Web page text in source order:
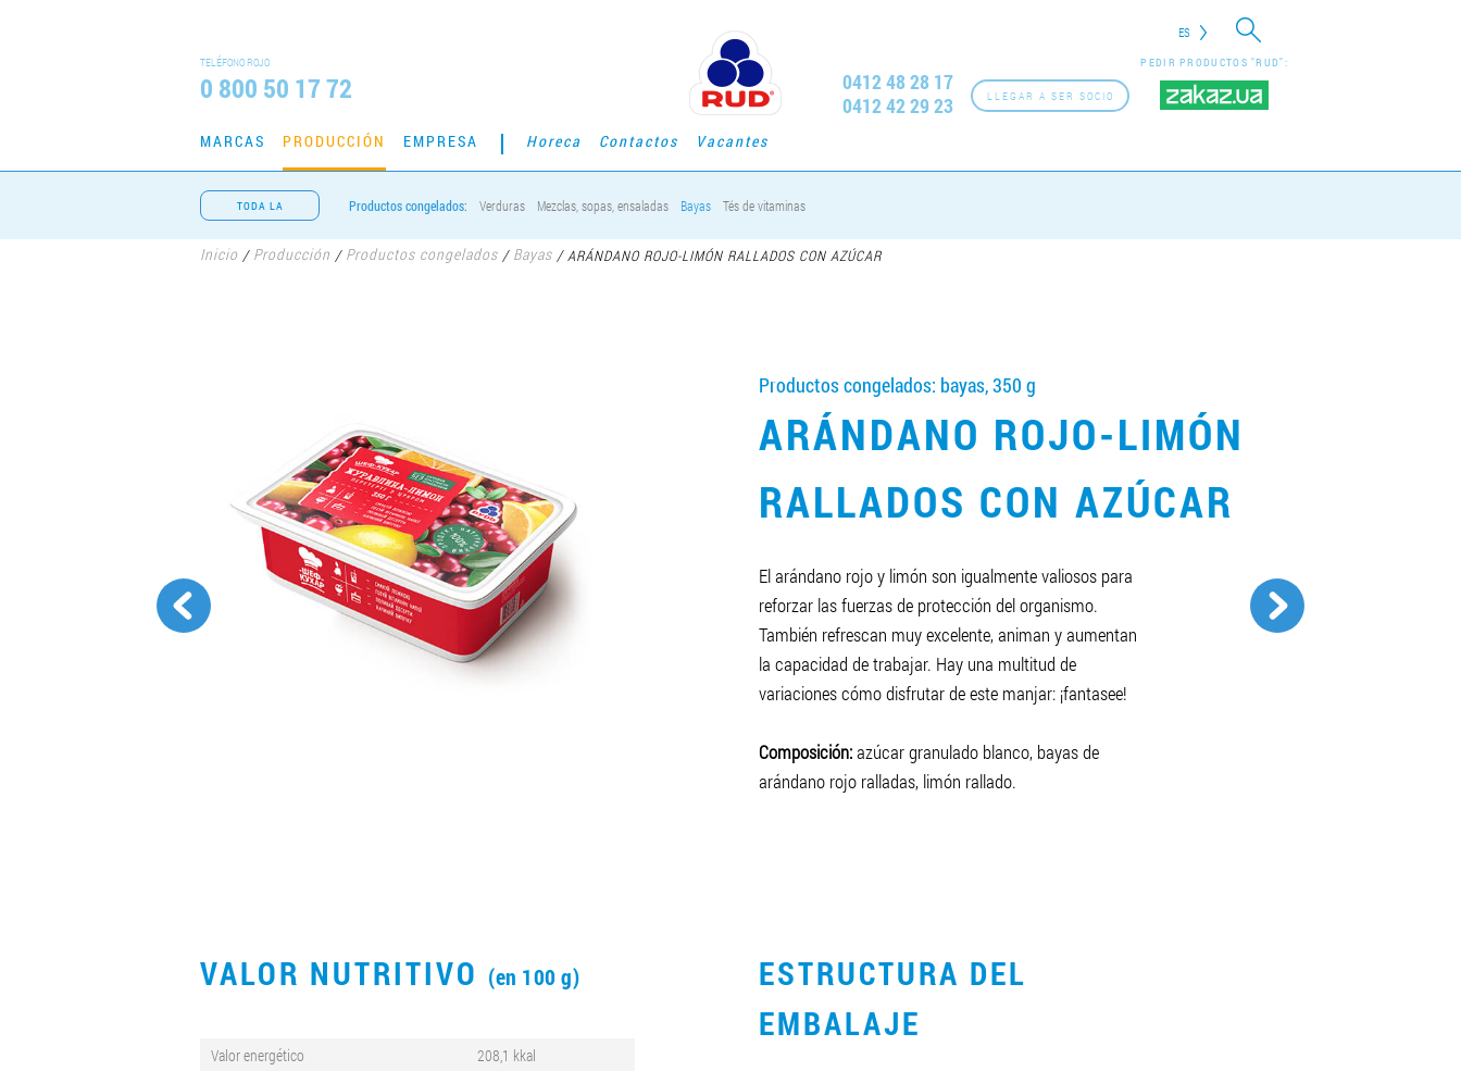
ES
TELÉFONO ROJO
0 800 50 17 72
PEDIR PRODUCTOS "RUD":
LLEGAR A SER SOCIO
0412 48 28 17
0412 42 29 23
MARCAS PRODUCCIÓN EMPRESA Horeca Contactos Vacantes
TODA LA
PRODUCCIÓN
Productos congelados: Verduras Mezclas, sopas, ensaladas Bayas Tés de vitaminas
Inicio / Producción / Productos congelados / Bayas /ARÁNDANO ROJO-LIMÓN RALLADOS CON AZÚCAR
Productos congelados: bayas, 350 g
ARÁNDANO ROJO-LIMÓN
RALLADOS CON AZÚCAR
El arándano rojo y limón son igualmente valiosos para
reforzar las fuerzas de protección del organismo.
También refrescan muy excelente, animan y aumentan
la capacidad de trabajar. Hay una multitud de
variaciones cómo disfrutar de este manjar: ¡fantasee!
Composición:azúcar granulado blanco, bayas de
arándano rojo ralladas, limón rallado.
VALOR NUTRITIVO (en 100 g)
Valor energético 208,1 kkal
ESTRUCTURA DEL
EMBALAJE